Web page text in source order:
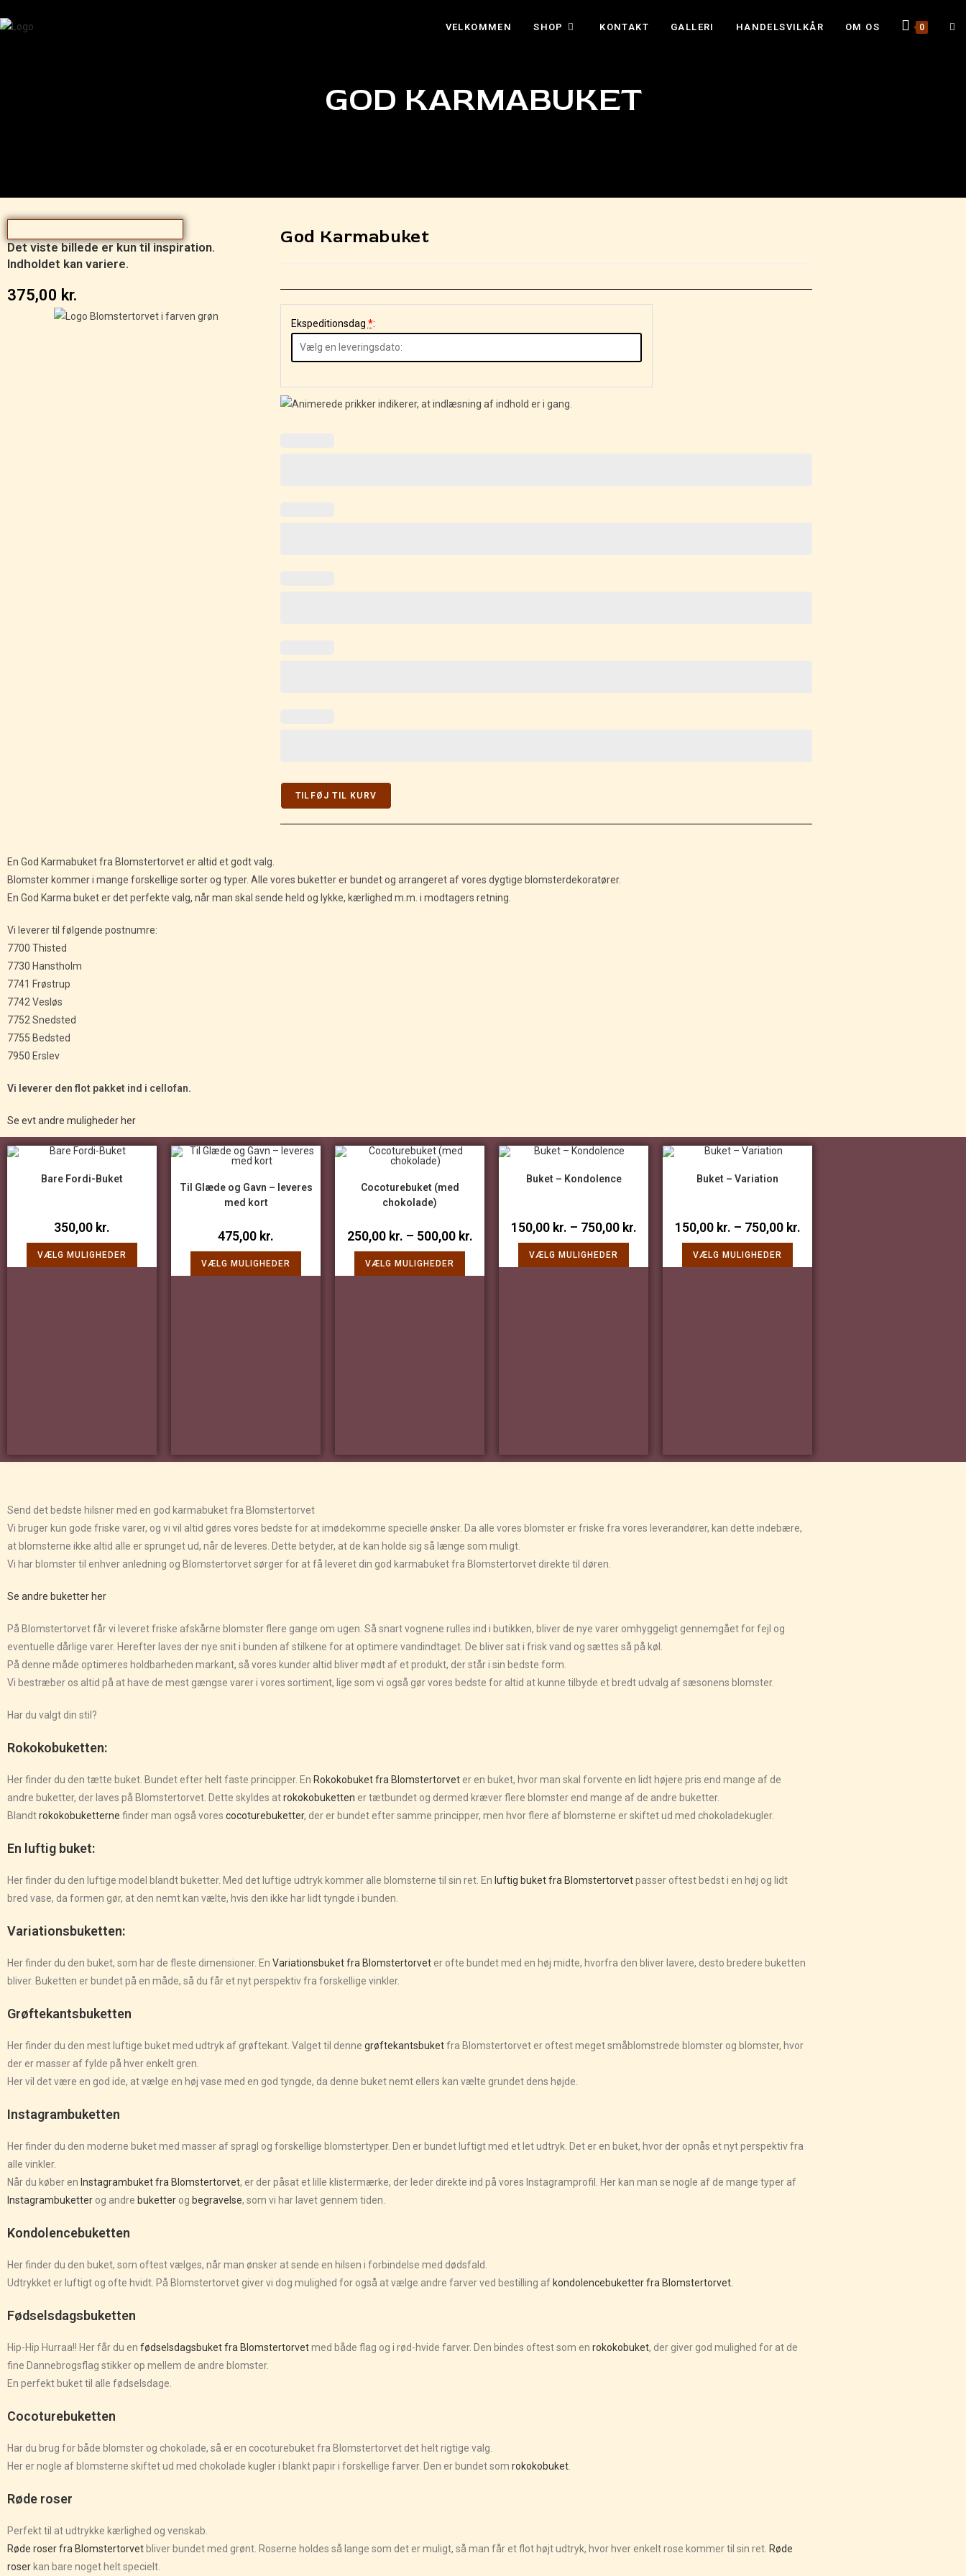
VELKOMMEN SHOP KONTAKT GALLERI HANDELSVILKÅR OM OS 0
GOD KARMABUKET
Det viste billede er kun til inspiration.
Indholdet kan variere.
375,00 kr.
God Karmabuket
Ekspeditionsdag *:
TILFØJ TIL KURV
En God Karmabuket fra Blomstertorvet er altid et godt valg.
Blomster kommer i mange forskellige sorter og typer. Alle vores buketter er bundet og arrangeret af vores dygtige blomsterdekoratører.
En God Karma buket er det perfekte valg, når man skal sende held og lykke, kærlighed m.m. i modtagers retning.
Vi leverer til følgende postnumre:
7700 Thisted
7730 Hanstholm
7741 Frøstrup
7742 Vesløs
7752 Snedsted
7755 Bedsted
7950 Erslev
Vi leverer den flot pakket ind i cellofan.
Se evt andre muligheder her
Bare Fordi-Buket
350,00 kr.
VÆLG MULIGHEDER
Til Glæde og Gavn – leveres
med kort
475,00 kr.
VÆLG MULIGHEDER
Cocoturebuket (med
chokolade)
250,00 kr. – 500,00 kr.
VÆLG MULIGHEDER
Buket – Kondolence
150,00 kr. – 750,00 kr.
VÆLG MULIGHEDER
Buket – Variation
150,00 kr. – 750,00 kr.
VÆLG MULIGHEDER
Send det bedste hilsner med en god karmabuket fra Blomstertorvet
Vi bruger kun gode friske varer, og vi vil altid gøres vores bedste for at imødekomme specielle ønsker. Da alle vores blomster er friske fra vores leverandører, kan dette indebære,
at blomsterne ikke altid alle er sprunget ud, når de leveres. Dette betyder, at de kan holde sig så længe som muligt.
Vi har blomster til enhver anledning og Blomstertorvet sørger for at få leveret din god karmabuket fra Blomstertorvet direkte til døren.
Se andre buketter her
På Blomstertorvet får vi leveret friske afskårne blomster flere gange om ugen. Så snart vognene rulles ind i butikken, bliver de nye varer omhyggeligt gennemgået for fejl og
eventuelle dårlige varer. Herefter laves der nye snit i bunden af stilkene for at optimere vandindtaget. De bliver sat i frisk vand og sættes så på køl.
På denne måde optimeres holdbarheden markant, så vores kunder altid bliver mødt af et produkt, der står i sin bedste form.
Vi bestræber os altid på at have de mest gængse varer i vores sortiment, lige som vi også gør vores bedste for altid at kunne tilbyde et bredt udvalg af sæsonens blomster.
Har du valgt din stil?
Rokokobuketten:
Her finder du den tætte buket. Bundet efter helt faste principper. En Rokokobuket fra Blomstertorveter en buket, hvor man skal forvente en lidt højere pris end mange af de
andre buketter, der laves på Blomstertorvet. Dette skyldes atrokokobuketten er tætbundet og dermed kræver flere blomster end mange af de andre buketter.
Blandtrokokobuketterne finder man også vores cocoturebuketter, der er bundet efter samme principper, men hvor flere af blomsterne er skiftet ud med chokoladekugler.
En luftig buket:
Her finder du den luftige model blandt buketter. Med det luftige udtryk kommer alle blomsterne til sin ret. En luftig buket fra Blomstertorvetpasser oftest bedst i en høj og lidt
bred vase, da formen gør, at den nemt kan vælte, hvis den ikke har lidt tyngde i bunden.
Variationsbuketten:
Her finder du den buket, som har de fleste dimensioner. En Variationsbuket fra Blomstertorveter ofte bundet med en høj midte, hvorfra den bliver lavere, desto bredere buketten
bliver. Buketten er bundet på en måde, så du får et nyt perspektiv fra forskellige vinkler.
Grøftekantsbuketten
Her finder du den mest luftige buket med udtryk af grøftekant. Valget til denne grøftekantsbuketfra Blomstertorvet er oftest meget småblomstrede blomster og blomster, hvor
der er masser af fylde på hver enkelt gren.
Her vil det være en god ide, at vælge en høj vase med en god tyngde, da denne buket nemt ellers kan vælte grundet dens højde.
Instagrambuketten
Her finder du den moderne buket med masser af spragl og forskellige blomstertyper. Den er bundet luftigt med et let udtryk. Det er en buket, hvor der opnås et nyt perspektiv fra
alle vinkler.
Når du køber en Instagrambuket fra Blomstertorvet, er der påsat et lille klistermærke, der leder direkte ind på vores Instagramprofil. Her kan man se nogle af de mange typer af
Instagrambuketter og andre buketter og begravelse, som vi har lavet gennem tiden.
Kondolencebuketten
Her finder du den buket, som oftest vælges, når man ønsker at sende en hilsen i forbindelse med dødsfald.
Udtrykket er luftigt og ofte hvidt. På Blomstertorvet giver vi dog mulighed for også at vælge andre farver ved bestilling af kondolencebuketter fra Blomstertorvet.
Fødselsdagsbuketten
Hip-Hip Hurraa!! Her får du en fødselsdagsbuket fra Blomstertorvetmed både flag og i rød-hvide farver. Den bindes oftest som en rokokobuket, der giver god mulighed for at de
fine Dannebrogsflag stikker op mellem de andre blomster.
En perfekt buket til alle fødselsdage.
Cocoturebuketten
Har du brug for både blomster og chokolade, så er en cocoturebuket fra Blomstertorvet det helt rigtige valg.
Her er nogle af blomsterne skiftet ud med chokolade kugler i blankt papir i forskellige farver. Den er bundet som rokokobuket
Røde roser
Perfekt til at udtrykke kærlighed og venskab.
Røde roser fra Blomstertorvet bliver bundet med grønt. Roserne holdes så lange som det er muligt, så man får et flot højt udtryk, hvor hver enkelt rose kommer til sin ret. Røde
roser kan bare noget helt specielt.